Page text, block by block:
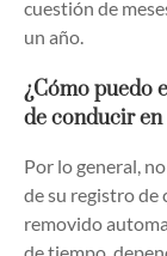
cuestión de
un año.
¿Cómo puedo
de conducir
Por lo general,
de su registro de
removido